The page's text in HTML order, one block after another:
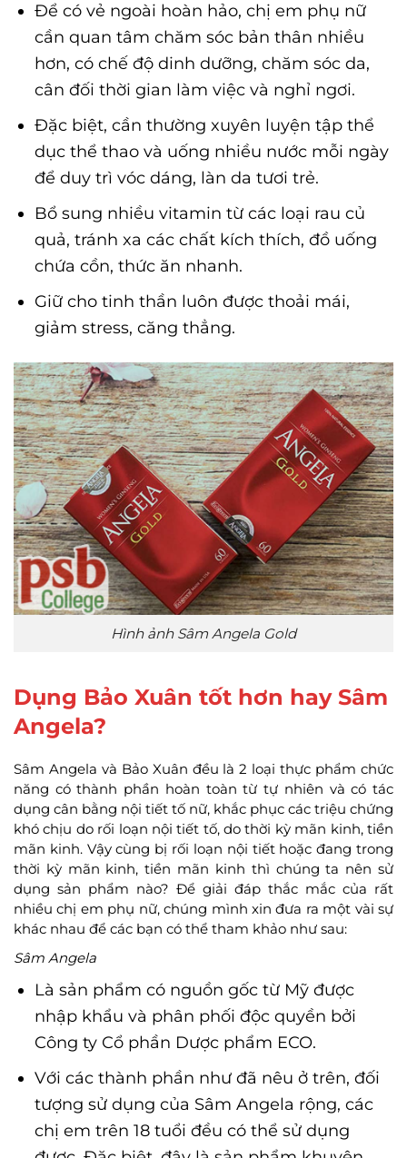
Để có vẻ ngoài hoàn hảo, chị em phụ nữ
cần quan tâm chăm sóc bản thân nhiều
hơn, có chế độ dinh dưỡng, chăm sóc da,
cân đối thời gian làm việc và nghỉ ngơi.
Đặc biệt, cần thường xuyên luyện tập thể
dục thể thao và uống nhiều nước mỗi ngày
để duy trì vóc dáng, làn da tươi trẻ.
Bổ sung nhiều vitamin từ các loại rau củ
quả, tránh xa các chất kích thích, đồ uống
chứa cồn, thức ăn nhanh.
Giữ cho tinh thần luôn được thoải mái,
giảm stress, căng thẳng.
Hình ảnh Sâm Angela Gold
Dụng Bảo Xuân tốt hơn hay Sâm
Angela?
Sâm Angela và Bảo Xuân đều là 2 loại thực phẩm chức
năng có thành phần hoàn toàn từ tự nhiên và có tác
dụng cân bằng nội tiết tố nữ, khắc phục các triệu chứng
khó chịu do rối loạn nội tiết tố, do thời kỳ mãn kinh, tiền
mãn kinh. Vậy cùng bị rối loạn nội tiết hoặc đang trong
thời kỳ mãn kinh, tiền mãn kinh thì chúng ta nên sử
dụng sản phẩm nào? Để giải đáp thắc mắc của rất
nhiều chị em phụ nữ, chúng mình xin đưa ra một vài sự
khác nhau để các bạn có thể tham khảo như sau:
Sâm Angela
Là sản phẩm có nguồn gốc từ Mỹ được
nhập khẩu và phân phối độc quyền bởi
Công ty Cổ phần Dược phẩm ECO.
Với các thành phần như đã nêu ở trên, đối
tượng sử dụng của Sâm Angela rộng, các
chị em trên 18 tuổi đều có thể sử dụng